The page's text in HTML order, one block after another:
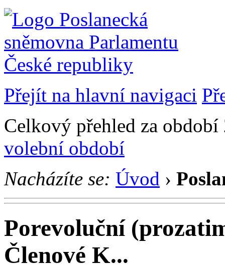
Přejít na hlavní navigaci
Celkový přehled za
volební období
Nacházíte se: Úvod ›
Porevoluční
Členové K...